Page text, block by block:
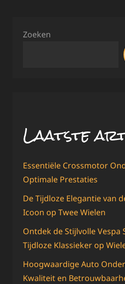
Zoeken
Laatste
Essentiële Crossmotor
Optimale Prestaties
De Tijdloze Elegantie van
Icoon op Twee Wielen
Ontdek de Stijlvolle Vespa
Tijdloze Klassieker op
Hoogwaardige Auto
Kwaliteit en